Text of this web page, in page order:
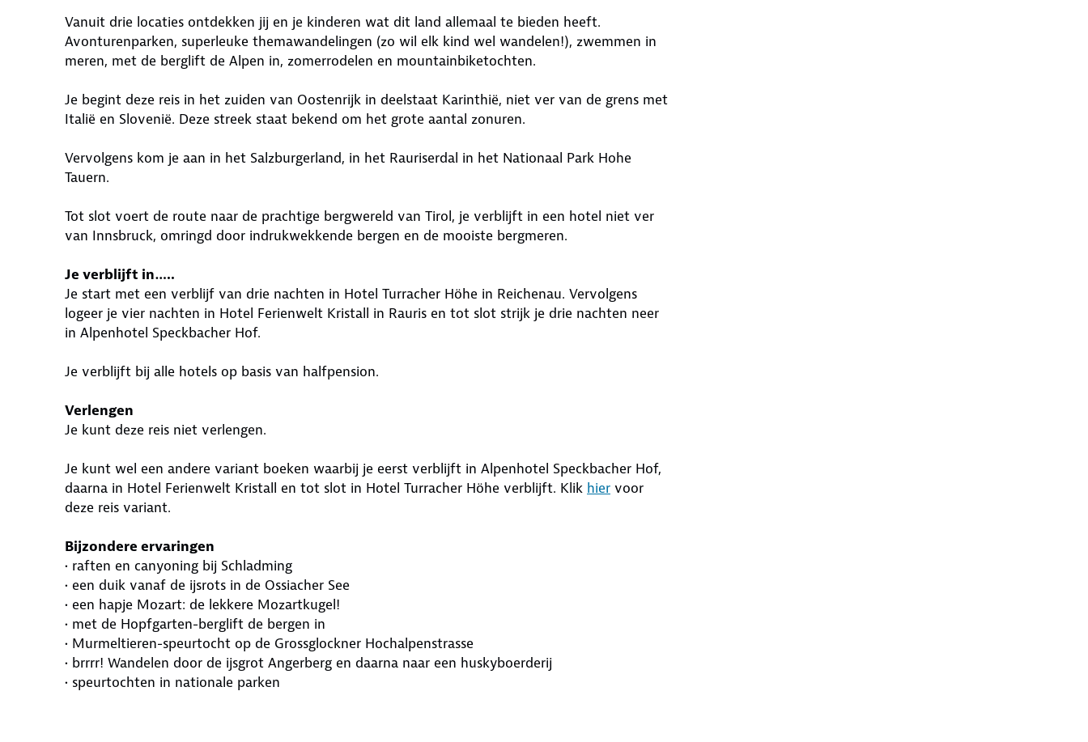
Vanuit drie locaties ontdekken jij en je kinderen wat dit land allemaal te bieden heeft.
Avonturenparken, superleuke themawandelingen (zo wil elk kind wel wandelen!), zwemmen in
meren, met de berglift de Alpen in, zomerrodelen en mountainbiketochten.
Je begint deze reis in het zuiden van Oostenrijk in deelstaat Karinthië, niet ver van de grens met
Italië en Slovenië. Deze streek staat bekend om het grote aantal zonuren.
Vervolgens kom je aan in het Salzburgerland, in het Rauriserdal in het Nationaal Park Hohe
Tauern.
Tot slot voert de route naar de prachtige bergwereld van Tirol, je verblijft in een hotel niet ver
van Innsbruck, omringd door indrukwekkende bergen en de mooiste bergmeren.
Je verblijft in…..
Je start met een verblijf van drie nachten in Hotel Turracher Höhe in Reichenau. Vervolgens
logeer je vier nachten in Hotel Ferienwelt Kristall in Rauris en tot slot strijk je drie nachten neer
in Alpenhotel Speckbacher Hof.
Je verblijft bij alle hotels op basis van halfpension.
Verlengen
Je kunt deze reis niet verlengen.
Je kunt wel een andere variant boeken waarbij je eerst verblijft in Alpenhotel Speckbacher Hof,
daarna in Hotel Ferienwelt Kristall en tot slot in Hotel Turracher Höhe verblijft. Klik hier voor
deze reis variant.
Bijzondere ervaringen
• raften en canyoning bij Schladming
• een duik vanaf de ijsrots in de Ossiacher See
• een hapje Mozart: de lekkere Mozartkugel!
• met de Hopfgarten-berglift de bergen in
• Murmeltieren-speurtocht op de Grossglockner Hochalpenstrasse
• brrrr! Wandelen door de ijsgrot Angerberg en daarna naar een huskyboerderij
• speurtochten in nationale parken